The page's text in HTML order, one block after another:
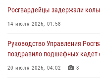
15 июля 2026, 04:34
Росгвардейцы задержали
14 июля 2026, 01:58
Руководство Управления
поздравило подшефных кадет
20 июля 2026, 04:02 8